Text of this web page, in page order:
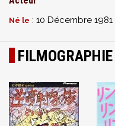
Né le : 10 Décembre 1981